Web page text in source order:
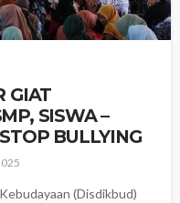
GIAT
SISWA –
BULLYING
(Disdikbud)